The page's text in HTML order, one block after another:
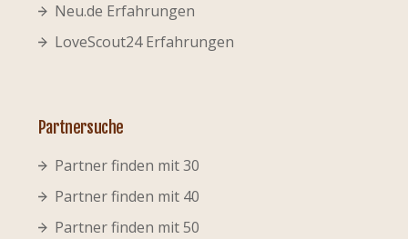
Neu.de Erfahrungen
LoveScout24 Erfahrungen
Partnersuche
Partner finden mit 30
Partner finden mit 40
Partner finden mit 50